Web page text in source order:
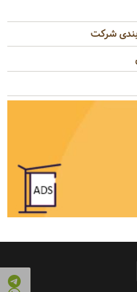
شرکت